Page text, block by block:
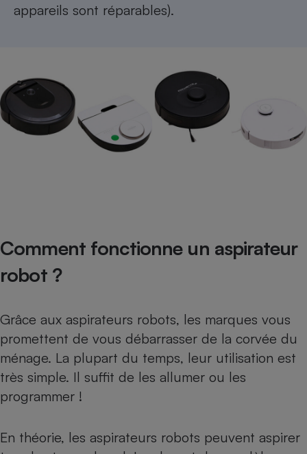
appareils sont réparables).
Comment fonctionne un aspirateur
robot ?
Grâce aux aspirateurs robots, les marques vous
promettent de vous débarrasser de la corvée du
ménage. La plupart du temps, leur utilisation est
très simple. Il suffit de les allumer ou les
programmer !
En théorie, les aspirateurs robots peuvent aspirer